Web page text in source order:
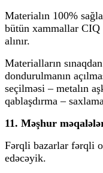
Materialın 100%
bütün xammallar CIQ
alınır.
Materialların
dondurulmanın
seçilməsi – metalın
qablaşdırma –
11. Məşhur
Fərqli bazarlar fərqli
edəcəyik.